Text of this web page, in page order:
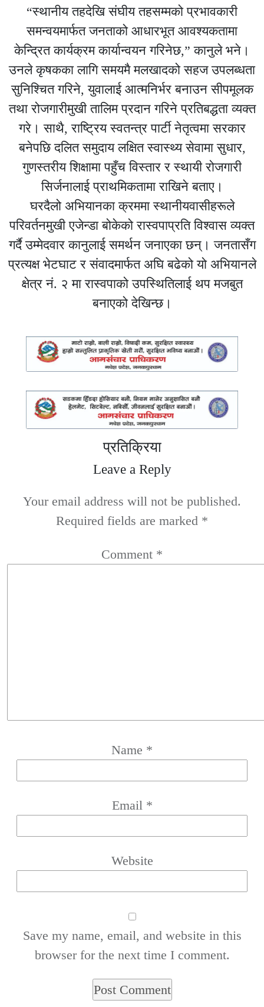
“स्थानीय तहदेखि संघीय तहसम्मको प्रभावकारी
समन्वयमार्फत जनताको आधारभूत आवश्यकतामा
केन्द्रित कार्यक्रम कार्यान्वयन गरिनेछ,” कानुले भने।
उनले कृषकका लागि समयमै मलखादको सहज उपलब्धता
सुनिश्चित गरिने, युवालाई आत्मनिर्भर बनाउन सीपमूलक
तथा रोजगारीमुखी तालिम प्रदान गरिने प्रतिबद्धता व्यक्त
गरे। साथै, राष्ट्रिय स्वतन्त्र पार्टी नेतृत्वमा सरकार
बनेपछि दलित समुदाय लक्षित स्वास्थ्य सेवामा सुधार,
गुणस्तरीय शिक्षामा पहुँच विस्तार र स्थायी रोजगारी
सिर्जनालाई प्राथमिकतामा राखिने बताए।
घरदैलो अभियानका क्रममा स्थानीयवासीहरूले
परिवर्तनमुखी एजेन्डा बोकेको रास्वपाप्रति विश्वास व्यक्त
गर्दै उम्मेदवार कानुलाई समर्थन जनाएका छन्। जनतासँग
प्रत्यक्ष भेटघाट र संवादमार्फत अघि बढेको यो अभियानले
क्षेत्र नं. २ मा रास्वपाको उपस्थितिलाई थप मजबुत
बनाएको देखिन्छ।
प्रतिक्रिया
Leave a Reply
Your email address will not be published.
Required fields are marked *
Comment *
Name *
Email *
Website
Save my name, email, and website in this
browser for the next time I comment.